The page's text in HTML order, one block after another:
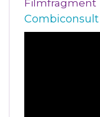
Filmfragment
Combiconsult